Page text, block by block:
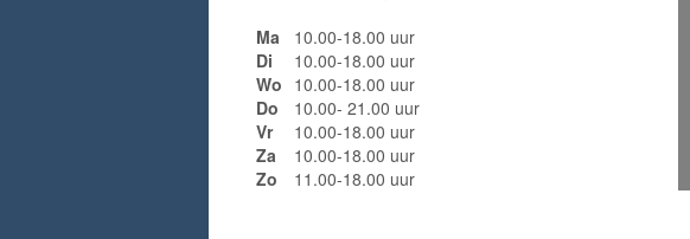
Ma
10.00-18.00 uur
Di
10.00-18.00 uur
Wo 10.00-18.00 uur
Do
10.00- 21.00 uur
Vr
10.00-18.00 uur
Za
10.00-18.00 uur
Zo
11.00-18.00 uur